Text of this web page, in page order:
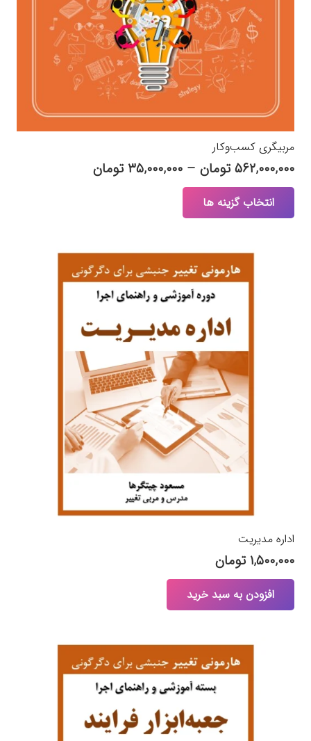
در
صفحه
محصول
انتخاب
شوند
مربیگری کسب‌وکار
۵۶۲,۰۰۰,۰۰۰ تومان – ۳۵,۰۰۰,۰۰۰ تومانPrice
انتخاب گزینه ها
مختلفی
می
باشد.
گزینه
ممکن
است
در
صفحه
محصول
انتخاب
شوند
اداره مدیریت
۱,۵۰۰,۰۰۰ تومان
افزودن به سبد خرید